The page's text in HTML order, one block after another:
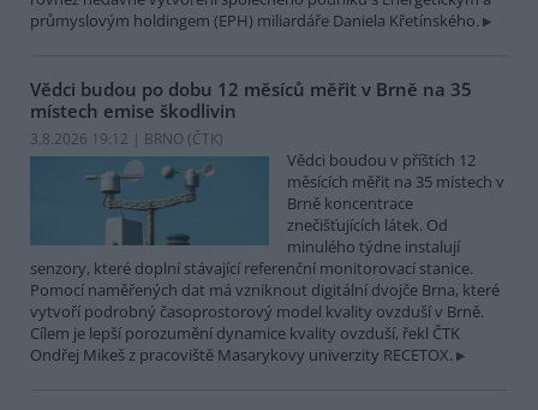
průmyslovým holdingem (EPH) miliardáře Daniela Křetínského.
Vědci budou po dobu 12 měsíců měřit v Brně na 35
místech emise škodlivin
3.8.2026 19:12 | BRNO (ČTK)
Vědci boudou v příštích 12
měsících měřit na 35 místech v
Brně koncentrace
znečišťujících látek. Od
minulého týdne instalují
senzory, které doplní stávající referenční monitorovací stanice.
Pomocí naměřených dat má vzniknout digitální dvojče Brna, které
vytvoří podrobný časoprostorový model kvality ovzduší v Brně.
Cílem je lepší porozumění dynamice kvality ovzduší, řekl ČTK
Ondřej Mikeš z pracoviště Masarykovy univerzity RECETOX.